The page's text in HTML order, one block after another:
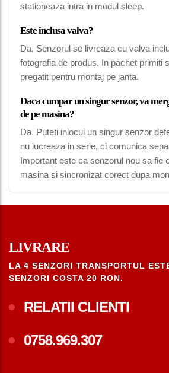
stationeaza intra in modul sleep.
Este inclusa valva?
Da. Senzorul se livreaza cu valva
fotografia de produs. In pachet primiti
pregatit pentru montaj pe janta.
Daca cumpar un singur senzor, va
de pe masina?
Da. Puteti inlocui un singur senzor
nu lucreaza in serie, ci comunica
Important este ca senzorul nou sa fie
masina si sincronizat corect dupa
LIVRARE
LA 4 SENZORI TRANSPORTUL
SENZORI COSTA 20 RON.
RELATII CLIENTI
0758.969.307